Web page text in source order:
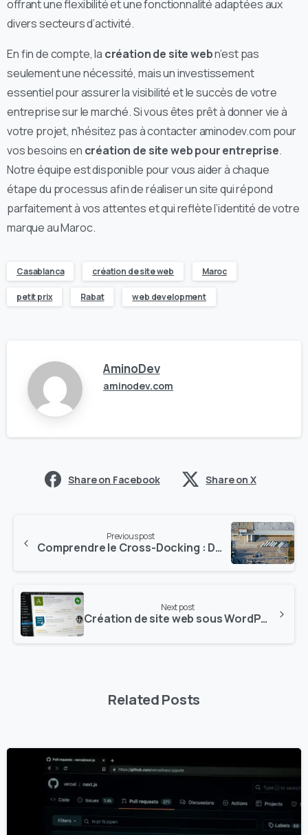
offrant une flexibilité et une fonctionnalité adaptées aux
divers secteurs d’activité.
En fin de compte, la création de site webn’est pas
seulement une nécessité, mais un investissement
essentiel pour assurer la visibilité et le succès de votre
entreprise sur le marché. Si vous êtes prêt à donner vie à
votre projet, n’hésitez pas à contacter aminodev.com pour
vos besoins en création de site web pour entreprise.
Notre équipe est disponible pour vous aider à chaque
étape du processus afin de réaliser un site qui répond
parfaitement à vos attentes et qui reflète l’identité de votre
marque au Maroc.
Casablanca création de site web Maroc
petit prix Rabat web development
AminoDev
aminodev.com
Share on Facebook Share on X
Previous post
Comprendre le Cross-Docking : Définition, Avantages et Logiciels TMS
Next post
Création de site web sous WordPress : comment choisir son thème et ses plugins ?
Related Posts